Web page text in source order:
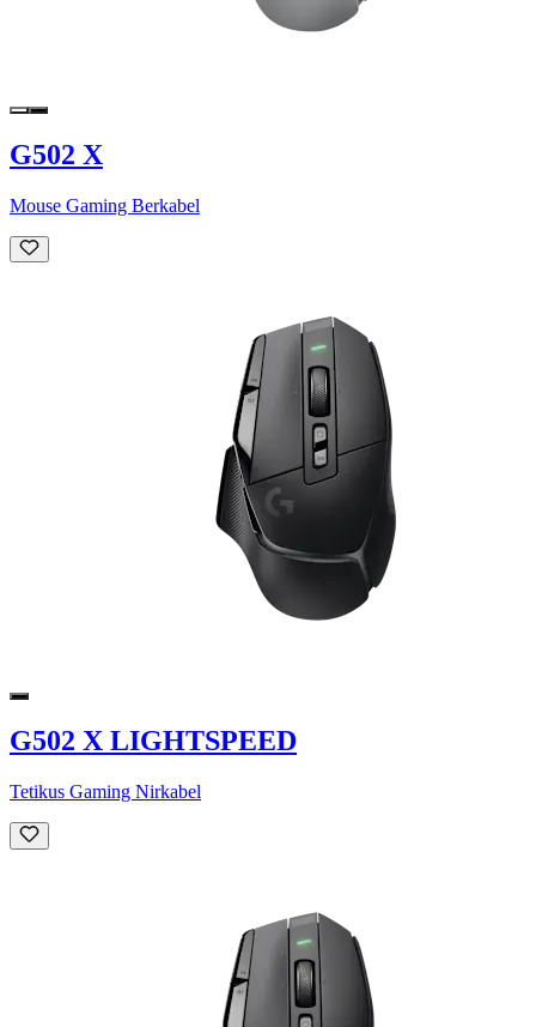
G502 X
Mouse Gaming Berkabel
G502 X LIGHTSPEED
Tetikus Gaming Nirkabel